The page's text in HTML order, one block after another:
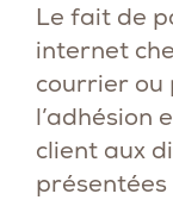
Le fait de
internet
courrier ou
l’adhésion
client aux